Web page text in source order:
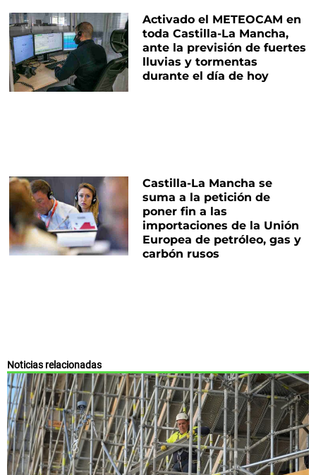
Activado el METEOCAM en
toda Castilla-La Mancha,
ante la previsión de fuertes
lluvias y tormentas
durante el día de hoy
Castilla-La Mancha se
suma a la petición de
poner fin a las
importaciones de la Unión
Europea de petróleo, gas y
carbón rusos
Noticias relacionadas